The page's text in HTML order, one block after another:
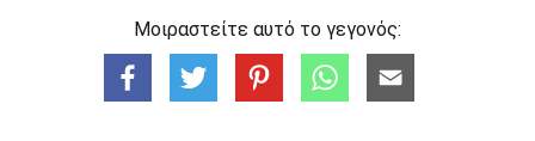
Μοιραστείτε αυτό το γεγονός: